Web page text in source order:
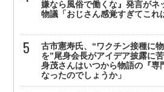
嫌なら風俗で働くな』発言がネ
物議「おじさん感覚すぎてこれ
古市憲寿氏、“ワクチン接種に
を”尾身会長がアイデア披露に
身茂さんはいつから物語の『専
なったのでしょうか」